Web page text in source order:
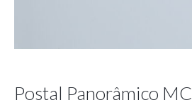
Postal Panorâmico MC